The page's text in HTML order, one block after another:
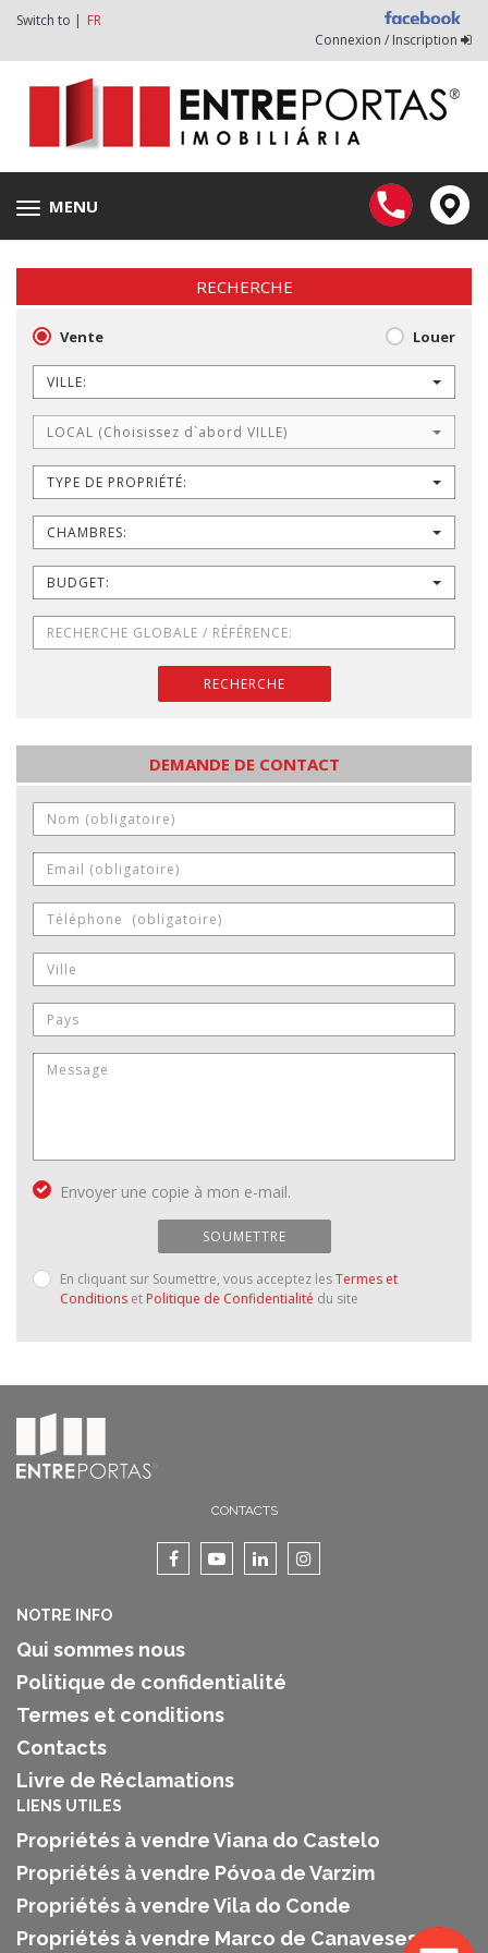
Switch to | FR
Connexion / Inscription
Toggle
navigation
MENU
RECHERCHE
Vente Louer
VILLE:
LOCAL (Choisissez d`abord VILLE)
TYPE DE PROPRIÉTÉ:
CHAMBRES:
BUDGET:
RECHERCHE
DEMANDE DE CONTACT
Envoyer une copie à mon e-mail.
SOUMETTRE
En cliquant sur Soumettre, vous acceptez lesTermes et
Conditions et Politique de Confidentialité du site
CONTACTS
NOTRE INFO
Qui sommes nous
Politique de confidentialité
Termes et conditions
Contacts
Livre de Réclamations
LIENS UTILES
Propriétés à vendre Viana do Castelo
Propriétés à vendre Póvoa de Varzim
Propriétés à vendre Vila do Conde
Propriétés à vendre Marco de Canaveses